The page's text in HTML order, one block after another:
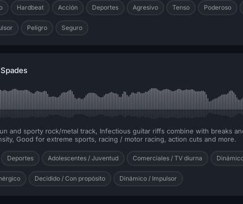
Hardbeat Acción Deportes Agresivo Tenso Poderoso
Peligro Seguro
and sporty rock/metal track, Infectious guitar riffs combine with breaks
Good for extreme sports, racing / motor racing, action cuts and more.
Deportes Adolescentes / Juventud Comerciales / TV diurna
Decidido / Con propósito Dinámico / Impulsor